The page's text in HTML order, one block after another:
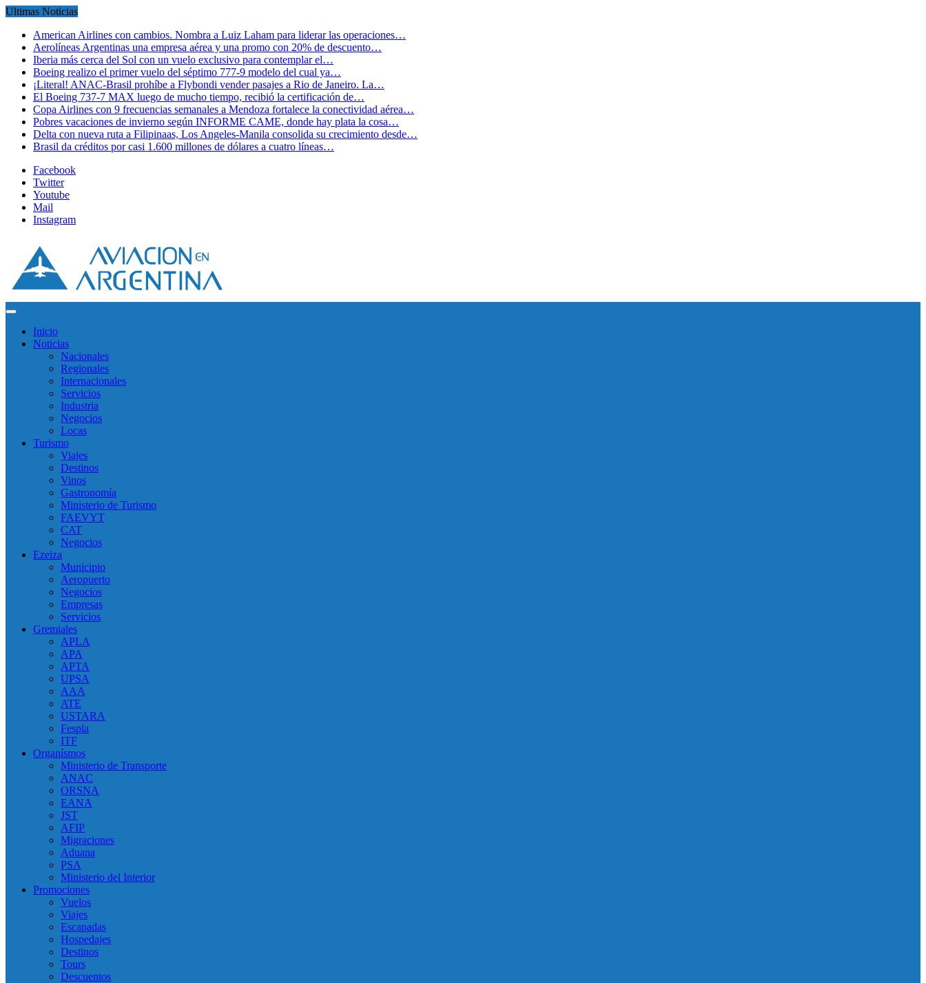
Ultimas Noticias
American Airlines con cambios. Nombra a Luiz Laham para liderar las operaciones…
Aerolíneas Argentinas una empresa aérea y una promo con 20% de descuento…
Iberia más cerca del Sol con un vuelo exclusivo para contemplar el…
Boeing realizo el primer vuelo del séptimo 777-9 modelo del cual ya…
¡Literal! ANAC-Brasil prohíbe a Flybondi vender pasajes a Rio de Janeiro. La…
El Boeing 737-7 MAX luego de mucho tiempo, recibió la certificación de…
Copa Airlines con 9 frecuencias semanales a Mendoza fortalece la conectividad aérea…
Pobres vacaciones de invierno según INFORME CAME, donde hay plata la cosa…
Delta con nueva ruta a Filipinaas, Los Angeles-Manila consolida su crecimiento desde…
Brasil da créditos por casi 1.600 millones de dólares a cuatro líneas…
Facebook
Twitter
Youtube
Mail
Instagram
Inicio
Noticias
Nacionales
Regionales
Internacionales
Servicios
Industria
Negocios
Locas
Turismo
Viajes
Destinos
Vinos
Gastronomía
Ministerio de Turismo
FAEVYT
CAT
Negocios
Ezeiza
Municipio
Aeropuerto
Negocios
Empresas
Servicios
Gremiales
APLA
APA
APTA
UPSA
AAA
ATE
USTARA
Fespla
ITF
Organísmos
Ministerio de Transporte
ANAC
ORSNA
EANA
JST
AFIP
Migraciones
Aduana
PSA
Ministerio del Interior
Promociones
Vuelos
Viajes
Escapadas
Hospedajes
Destinos
Tours
Descuentos